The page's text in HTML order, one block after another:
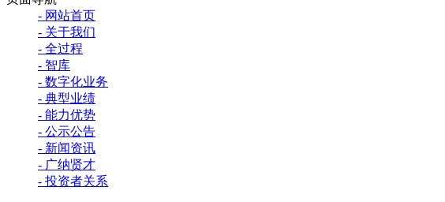
- 网站首页
- 关于我们
- 全过程
- 智库
- 数字化业务
- 典型业绩
- 能力优势
- 公示公告
- 新闻资讯
- 广纳贤才
- 投资者关系